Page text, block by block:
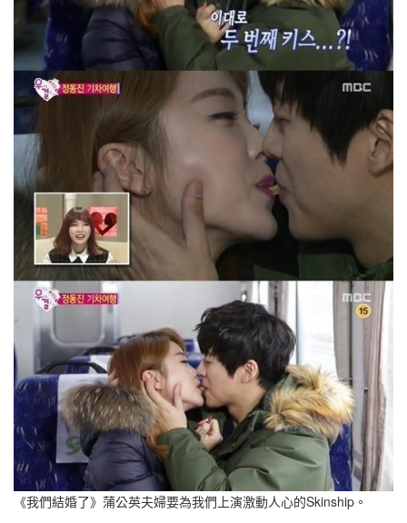
《我們結婚了》蒲公英夫婦要為我們上演激動人心的Skinship。